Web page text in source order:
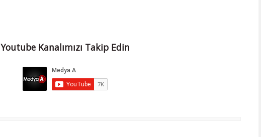
Youtube Kanalımızı Takip Edin